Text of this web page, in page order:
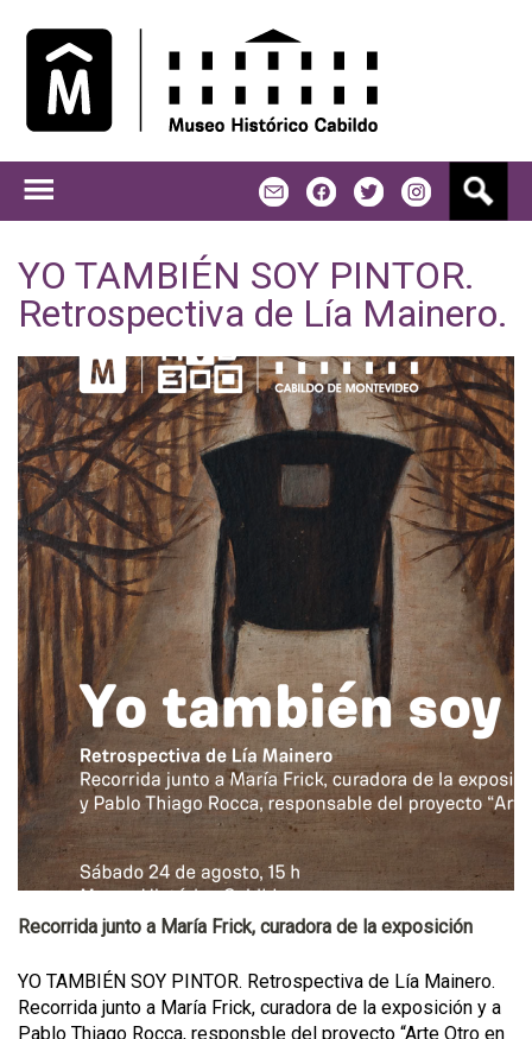
YO TAMBIÉN SOY PINTOR.
Retrospectiva de Lía Mainero.
Recorrida junto a María Frick, curadora de la exposición
YO TAMBIÉN SOY PINTOR. Retrospectiva de Lía Mainero.
Recorrida junto a María Frick, curadora de la exposición y a
Pablo Thiago Rocca, responsble del proyecto “Arte Otro en
s
a
r